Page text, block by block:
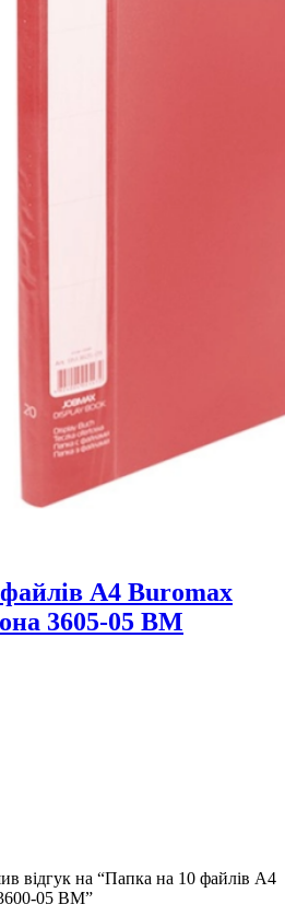
А4 Buromax
3605-05 ВМ
відгук на “Папка на 10 файлів А4
05 ВМ”